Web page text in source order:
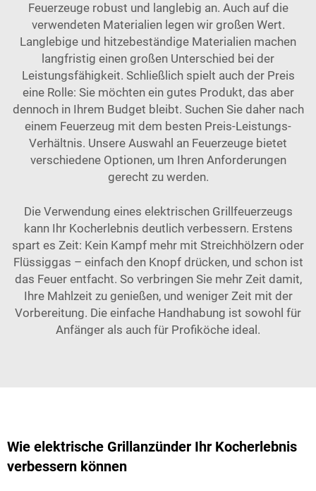
Feuerzeuge robust und langlebig an. Auch auf die
verwendeten Materialien legen wir großen Wert.
Langlebige und hitzebeständige Materialien machen
langfristig einen großen Unterschied bei der
Leistungsfähigkeit. Schließlich spielt auch der Preis
eine Rolle: Sie möchten ein gutes Produkt, das aber
dennoch in Ihrem Budget bleibt. Suchen Sie daher nach
einem Feuerzeug mit dem besten Preis-Leistungs-
Verhältnis. Unsere Auswahl an Feuerzeuge bietet
verschiedene Optionen, um Ihren Anforderungen
gerecht zu werden.
Die Verwendung eines elektrischen Grillfeuerzeugs
kann Ihr Kocherlebnis deutlich verbessern. Erstens
spart es Zeit: Kein Kampf mehr mit Streichhölzern oder
Flüssiggas – einfach den Knopf drücken, und schon ist
das Feuer entfacht. So verbringen Sie mehr Zeit damit,
Ihre Mahlzeit zu genießen, und weniger Zeit mit der
Vorbereitung. Die einfache Handhabung ist sowohl für
Anfänger als auch für Profiköche ideal.
Wie elektrische Grillanzünder Ihr Kocherlebnis
verbessern können